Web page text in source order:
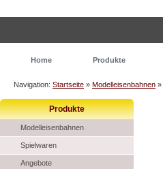
Home Produkte
Navigation: Startseite » Modelleisenbahnen »
Produkte
Modelleisenbahnen
Spielwaren
Angebote